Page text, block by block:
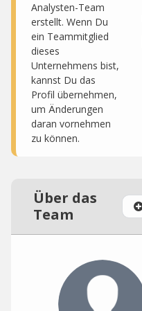
Analysten-Team
erstellt. Wenn Du
ein Teammitglied
dieses
Unternehmens bist,
kannst Du das
Profil übernehmen,
um Änderungen
daran vornehmen
zu können.
Über das
Team